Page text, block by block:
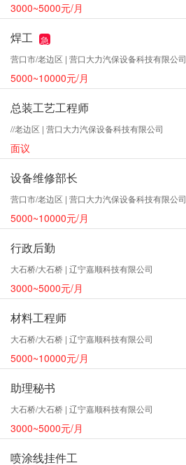
3000~5000元/月
焊工
急
营口市/老边区 | 营口大力汽保设备科技有限公司
5000~10000元/月
总装工艺工程师
//老边区 | 营口大力汽保设备科技有限公司
面议
设备维修部长
营口市/老边区 | 营口大力汽保设备科技有限公司
5000~10000元/月
行政后勤
大石桥/大石桥 | 辽宁嘉顺科技有限公司
3000~5000元/月
材料工程师
大石桥/大石桥 | 辽宁嘉顺科技有限公司
5000~10000元/月
助理秘书
大石桥/大石桥 | 辽宁嘉顺科技有限公司
3000~5000元/月
喷涂线挂件工